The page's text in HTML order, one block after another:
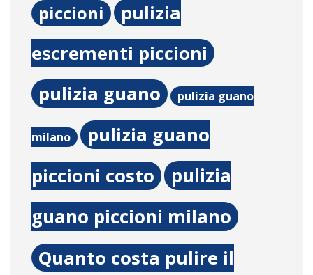
piccioni
pulizia
escrementi piccioni
pulizia guano pulizia guano
milano
pulizia guano
piccioni costo
pulizia
guano piccioni milano
Quanto costa pulire il